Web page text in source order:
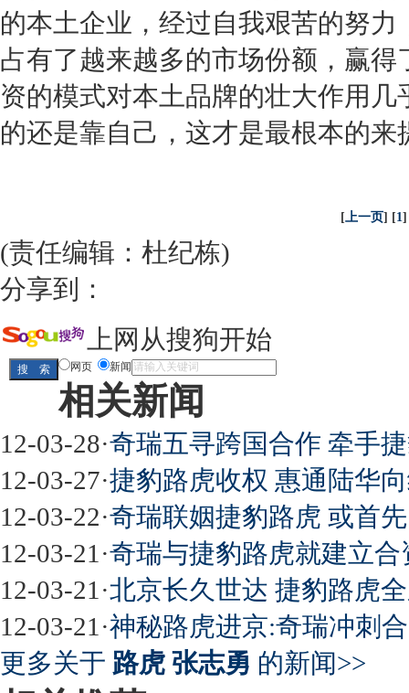
的本土企业，经过自我艰苦的努
占有了越来越多的市场份额，赢
资的模式对本土品牌的壮大作用
的还是靠自己，这才是最根本的
[上一页] [1]
(责任编辑：杜纪栋)
分享到：
上网从搜狗开始
网页 新闻
相关新闻
12-03-28·奇瑞五寻跨国合作 牵手
12-03-27·捷豹路虎收权 惠通陆华
12-03-22·奇瑞联姻捷豹路虎 或首
12-03-21 ·奇瑞与捷豹路虎就建立
12-03-21 ·北京长久世达 捷豹路虎
12-03-21 ·神秘路虎进京:奇瑞冲刺
更多关于 路虎 张志勇 的新闻>>